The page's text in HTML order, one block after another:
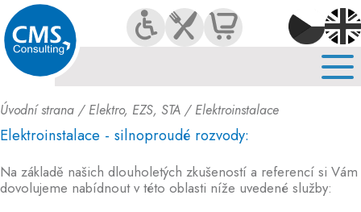
O NÁS
SLUŽBY
KARIÉRA
KONTAKT
Úvodní strana / Elektro, EZS, STA / Elektroinstalace
Elektroinstalace - silnoproudé rozvody:
Na základě našich dlouholetých zkušeností a referencí si Vám
dovolujeme nabídnout v této oblasti níže uvedené služby: